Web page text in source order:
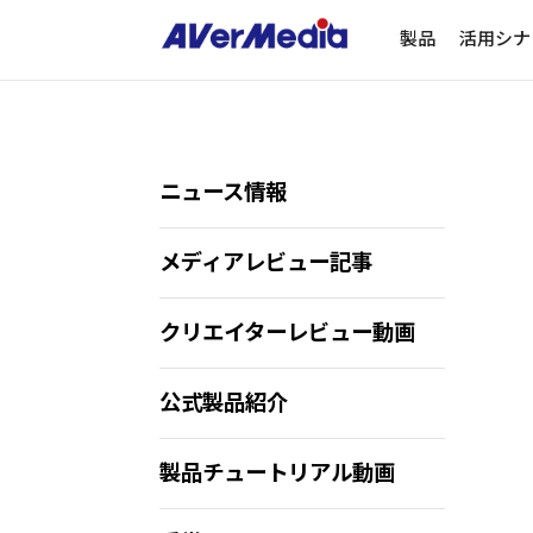
製品 活用シ
ニュース情報
メディアレビュー記事
クリエイターレビュー動画
公式製品紹介
製品チュートリアル動画